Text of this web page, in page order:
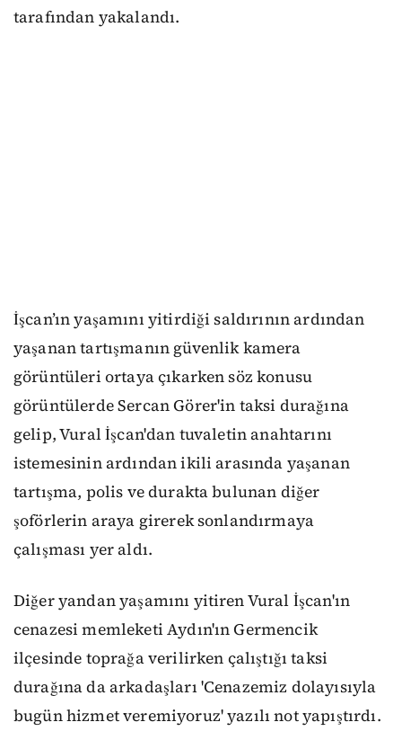
tarafından yakalandı.
İşcan’ın yaşamını yitirdiği saldırının ardından
yaşanan tartışmanın güvenlik kamera
görüntüleri ortaya çıkarken söz konusu
görüntülerde Sercan Görer'in taksi durağına
gelip, Vural İşcan'dan tuvaletin anahtarını
istemesinin ardından ikili arasında yaşanan
tartışma, polis ve durakta bulunan diğer
şoförlerin araya girerek sonlandırmaya
çalışması yer aldı.
Diğer yandan yaşamını yitiren Vural İşcan'ın
cenazesi memleketi Aydın'ın Germencik
ilçesinde toprağa verilirken çalıştığı taksi
durağına da arkadaşları 'Cenazemiz dolayısıyla
bugün hizmet veremiyoruz' yazılı not yapıştırdı.